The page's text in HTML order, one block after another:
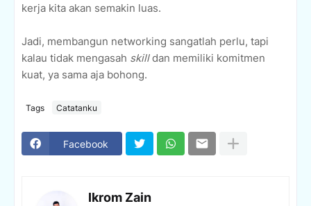
kerja kita akan semakin luas.
Jadi, membangun networking sangatlah perlu, tapi
kalau tidak mengasah skilldan memiliki komitmen
kuat, ya sama aja bohong.
Tags Catatanku
Facebook
Ikrom Zain